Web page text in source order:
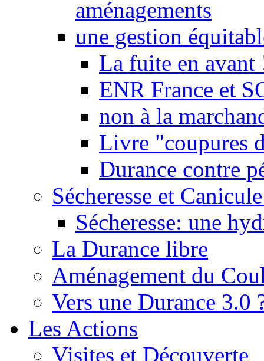
aménagements
une gestion
La fuite en avant
ENR France et
non à la
Livre "coupures
Durance contre
Sécheresse et
Sécheresse: une
La Durance libre
Aménagement du
Vers une Durance 3.0
Les Actions
Visites et Découverte